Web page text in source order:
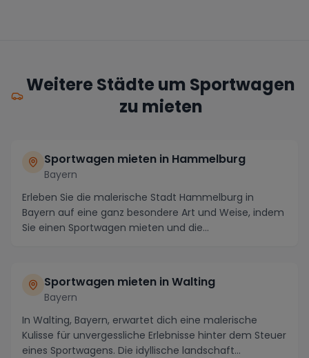
Weitere Städte um Sportwagen
zu mieten
Sportwagen mieten in Hammelburg
Bayern
Erleben Sie die malerische Stadt Hammelburg in
Bayern auf eine ganz besondere Art und Weise, indem
Sie einen Sportwagen mieten und die
Sportwagen mieten in Walting
Bayern
In Walting, Bayern, erwartet dich eine malerische
Kulisse für unvergessliche Erlebnisse hinter dem Steuer
eines Sportwagens. Die idyllische landschaft...